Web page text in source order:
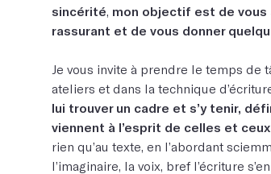
sincérité, mon objectif est de vous
rassurant et de vous donner
Je vous invite à prendre le temps de
ateliers et dans la technique
lui trouver un cadre et s’y tenir,
viennent à l’esprit de celles et
rien qu’au texte, en l’abordant
l’imaginaire, la voix, bref l’écriture